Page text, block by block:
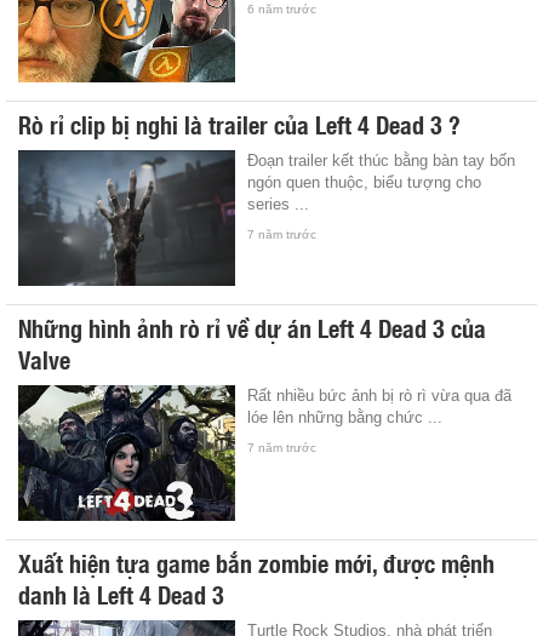
6 năm trước
Rò rỉ clip bị nghi là trailer của Left 4 Dead 3 ?
Đoạn trailer kết thúc bằng bàn tay bốn
ngón quen thuộc, biểu tượng cho
series ...
7 năm trước
Những hình ảnh rò rỉ về dự án Left 4 Dead 3 của
Valve
Rất nhiều bức ảnh bị rò rì vừa qua đã
lóe lên những bằng chức ...
7 năm trước
Xuất hiện tựa game bắn zombie mới, được mệnh
danh là Left 4 Dead 3
Turtle Rock Studios, nhà phát triển